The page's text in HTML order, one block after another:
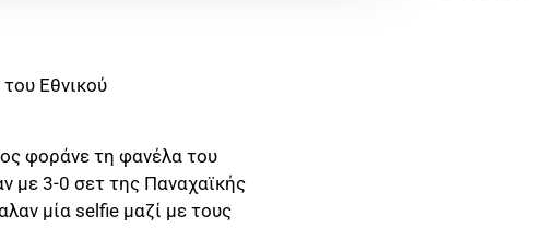
Εθνικού
φοράνε τη φανέλα του
με 3-0 σετ της Παναχαϊκής
μία selfie μαζί με τους